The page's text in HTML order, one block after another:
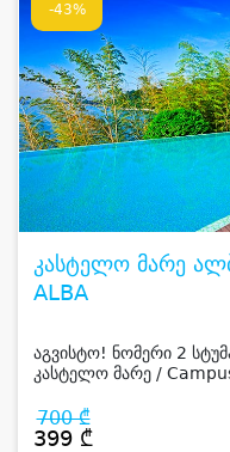
-43%
კასტელო მარე
ALBA
აგვისტო! ნომერი 2
კასტელო მარე /
700 ₾
399 ₾